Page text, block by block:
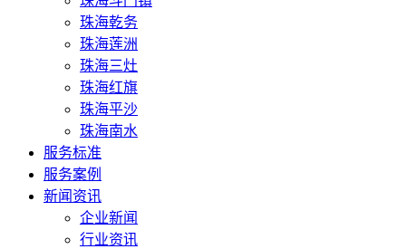
珠海乾务
珠海莲洲
珠海三灶
珠海红旗
珠海平沙
珠海南水
服务标准
服务案例
新闻资讯
企业新闻
行业资讯